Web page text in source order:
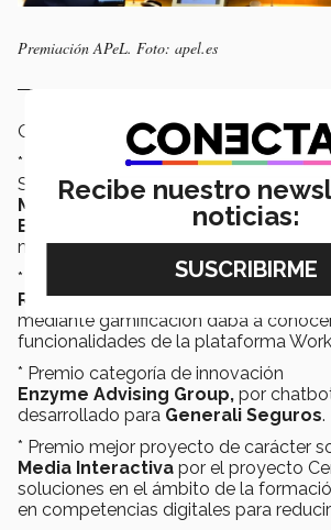
Premiación APeL. Foto: apel.es
Otros ganadores fueron:
* Premio categoría Administración
Sociales:
Mando de Adiestramiento y
Ejército de Tierra
por sus cursos de
miles de alumnos.
* Premio en el sector corporativo
Repsolpor el proyecto AROUND
mediante gamificación daba a
funcionalidades de la plataforma
* Premio categoría de innovación
Enzyme Advising Group, por
desarrollado para Generali Seguros.
* Premio mejor proyecto de carácter
Media Interactiva por el proyecto
soluciones en el ámbito de la
en competencias digitales para
Recibe nuestro
noticias: